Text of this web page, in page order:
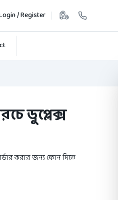
/ Register
ডুপ্লেক্স
করার জন্য ফোন দিতে